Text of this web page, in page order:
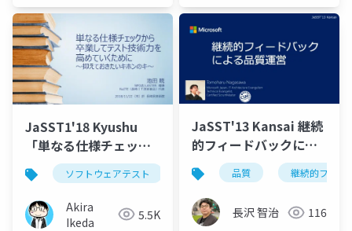
JaSST1'18 Kyushu
「単なる仕様チェック
から卒業してテスト技
術力を高めていくため
に」
ソフトウェアテスト jasst kyushu
Akira
Ikeda
5.5K
JaSST'13 Kansai 継続
的フィードバックによ
る品質運営
品質 継続的フィー
長沢 智治 116